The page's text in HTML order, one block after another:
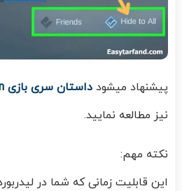
پیشنهاد میشود داستان سری بازی Marvel’s Spider Man
نیز مطالعه نمایید.
نکته مهم:
این قابلیت زمانی که شما در